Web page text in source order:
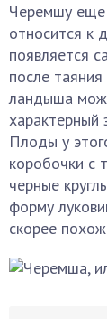
Черемшу еще
относится к
появляется
после
ландыша
характерный
Плоды у
коробочки с
черные
форму
скорее